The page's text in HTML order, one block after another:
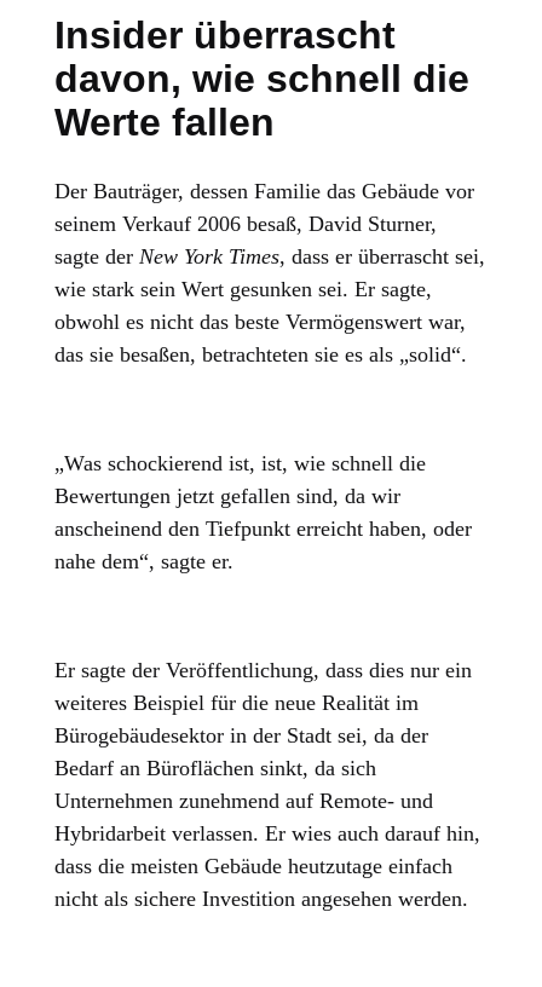
Insider überrascht
davon, wie schnell die
Werte fallen
Der Bauträger, dessen Familie das Gebäude vor
seinem Verkauf 2006 besaß, David Sturner,
sagte derNew York Times, dass er überrascht sei,
wie stark sein Wert gesunken sei. Er sagte,
obwohl es nicht das beste Vermögenswert war,
das sie besaßen, betrachteten sie es als „solid“.
„Was schockierend ist, ist, wie schnell die
Bewertungen jetzt gefallen sind, da wir
anscheinend den Tiefpunkt erreicht haben, oder
nahe dem“, sagte er.
Er sagte der Veröffentlichung, dass dies nur ein
weiteres Beispiel für die neue Realität im
Bürogebäudesektor in der Stadt sei, da der
Bedarf an Büroflächen sinkt, da sich
Unternehmen zunehmend auf Remote- und
Hybridarbeit verlassen. Er wies auch darauf hin,
dass die meisten Gebäude heutzutage einfach
nicht als sichere Investition angesehen werden.